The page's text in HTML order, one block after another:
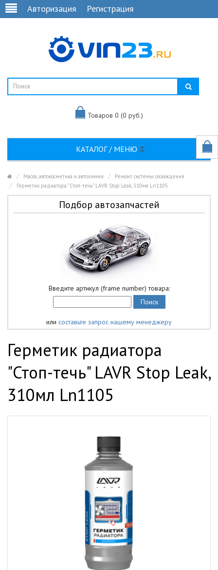
Авторизация Регистрация
Товаров 0 (0 руб.)
КАТАЛОГ / МЕНЮ
Масла, автокосметика и автохимия
Ремонт системы охлаждения
Герметик радиатора "Стоп-течь" LAVR Stop Leak, 310мл Ln1105
Подбор автозапчастей
Введите артикул (frame number) товара:
или составьте запрос нашему менеджеру
Герметик радиатора
"Стоп-течь" LAVR Stop Leak,
310мл Ln1105